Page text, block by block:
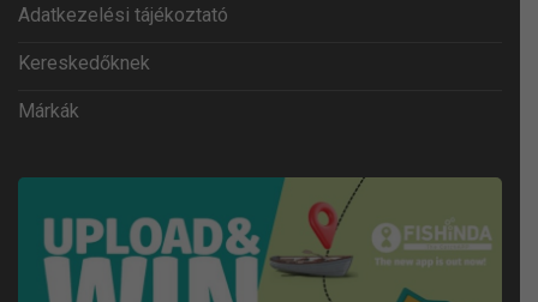
Adatkezelési tájékoztató
Kereskedőknek
Márkák